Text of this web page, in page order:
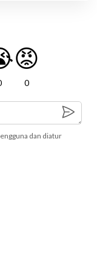
😡
0
dan diatur